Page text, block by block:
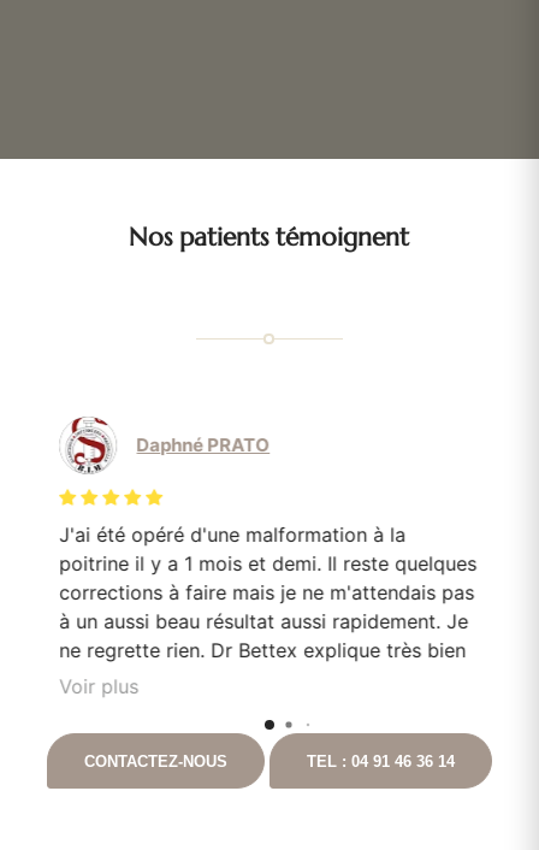
Nos patients témoignent
Daphné PRATO
J'ai été opéré d'une malformation à la
poitrine il y a 1 mois et demi. Il reste quelques
corrections à faire mais je ne m'attendais pas
à un aussi beau résultat aussi rapidement. Je
ne regrette rien. Dr Bettex explique très bien
son rôle dans. la. prise en soin et est très à
en cas que questionnement. Ayant pour
projet de continuer les chirurgies correctrices
avec lui suite à un gros amaigrissement, je ne
Voir plus
CONTACTEZ-NOUS TEL : 04 91 46 36 14